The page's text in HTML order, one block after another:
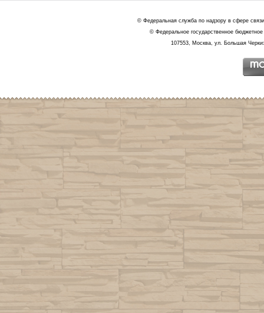
© Федеральная служба по надзору в сфере
© Федеральное государственное
107553, Москва, ул. Большая